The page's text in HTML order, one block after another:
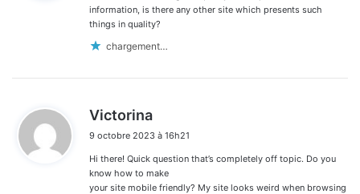
:
information, is there any other site which presents such
things in quality?
chargement…
Victorina
t
:
9 octobre 2023 à 16h21
Hi there! Quick question that’s completely off topic. Do you
know how to make
your site mobile friendly? My site looks weird when browsing